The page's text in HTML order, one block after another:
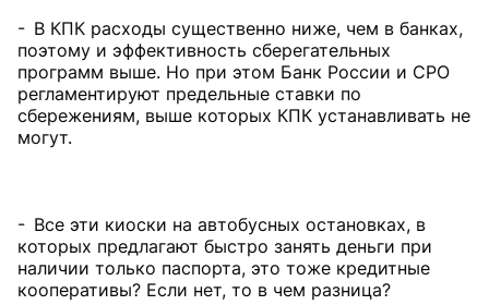
- В КПК расходы существенно ниже, чем в банках,
поэтому и эффективность сберегательных
программ выше. Но при этом Банк России и СРО
регламентируют предельные ставки по
сбережениям, выше которых КПК устанавливать не
могут.
- Все эти киоски на автобусных остановках, в
которых предлагают быстро занять деньги при
наличии только паспорта, это тоже кредитные
кооперативы? Если нет, то в чем разница?